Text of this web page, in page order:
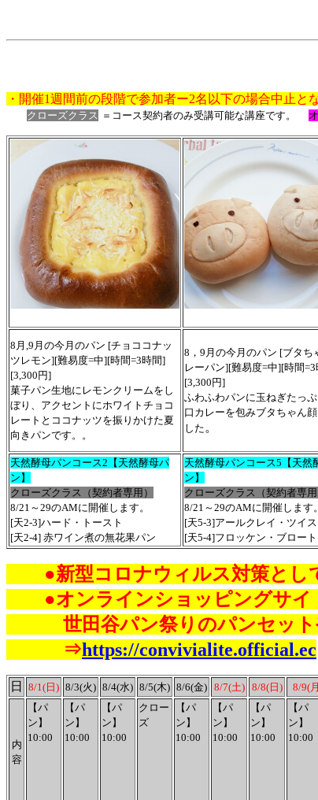
・開催1週間前の段階で参加者ー2名以下の場合中止と
クローズクラス ＝コース契約者のみ受講可能な講座です。
8月,9月の今月のパン [チョココナッ
ツレモン][難易度=中][時間=3時間]
[3,300円]
菓子パン生地にレモンクリームをし
ぼり、アクセントにホワイトチョコ
レートとココナッツを振りかけた夏
向きパンです。。
8，9月の今月のパン [ブタち
レーパン][難易度=中][時間
[3,300円]
ふわふわパンに玉ねぎたっ
口カレーを包みブタちゃん顔
した 。
天然酵母パンコース2【天然酵母パ
ン】
クローズクラス（契約者専用）
8/21～29のAMに開催します。
[天2-3]ハード・トースト
[天2-4] 赤ワイン煮の無花果パン
天然酵母パンコース5【天然
ン】
クローズクラス（契約者専用
8/21～29のAMに開催します。
[天5-3]アールクレイ・ツイス
[天5-4]フロッケン・ブロート
●新型コロナウィルス対策として
●オンラインショッピングサイ
世田谷パン祭りのパンセットや
⇒https://convivialite.official.ec
日 8/1(日) 8/3(火) 8/4(水) 8/5(木) 8/6(金) 8/7(土) 8/8(日) 8/9(
内
容
【パ
ン】
10:00
【パ
ン】
10:00
【パ
ン】
10:00
クロー
ズ
【パ
ン】
10:00
【パ
ン】
10:00
【パ
ン】
10:00
【パ
ン】
10:00